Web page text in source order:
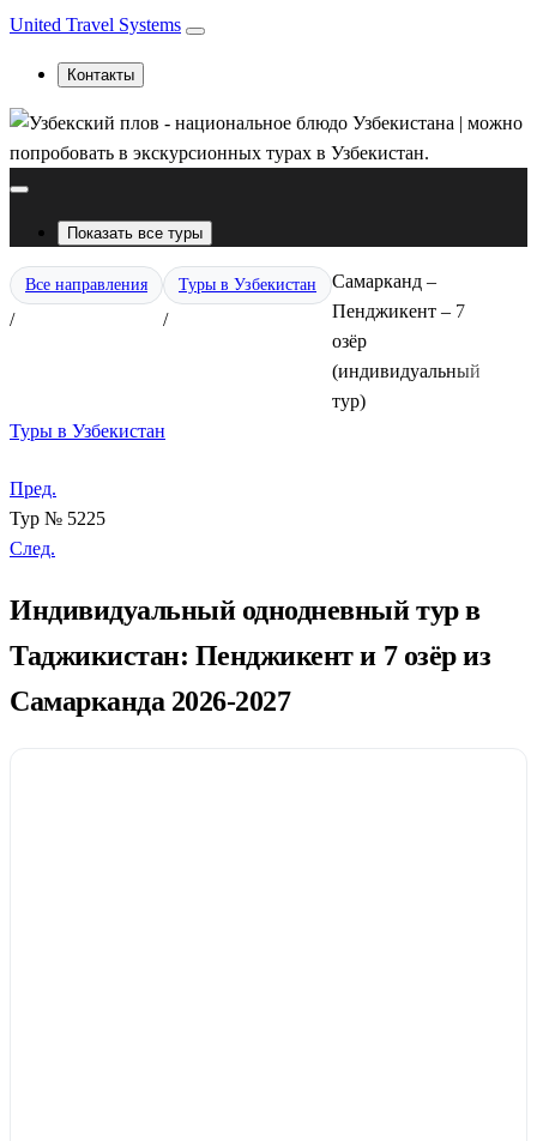
United Travel Systems
Контакты
Показать все туры
Все направления
/
Туры в Узбекистан
/
Самарканд –
Пенджикент – 7
озёр
(индивидуальный
тур)
Туры в Узбекистан
Пред.
Тур № 5225
След.
Индивидуальный однодневный тур в
Таджикистан: Пенджикент и 7 озёр из
Самарканда 2026-2027